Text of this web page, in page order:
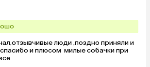
даже когда завтрак уже
полное понимание отдыхающих.
йоги и место для уединения внутри
зона. Можно бесплатно
пожарить шашлыки. Решетки потом нам
все отдали персоналу.
деньги. Это неудобно. Пожалуйста,
переводов или каких то
оплаты.
люди ,поздно приняли и
спасибо и плюсом  милые собачки при